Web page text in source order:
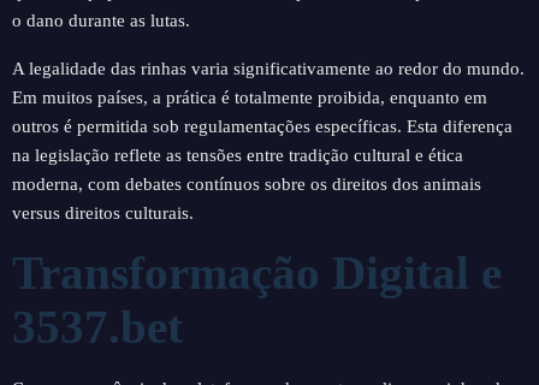
o dano durante as lutas.
A legalidade das rinhas varia significativamente ao redor do mundo.
Em muitos países, a prática é totalmente proibida, enquanto em
outros é permitida sob regulamentações específicas. Esta diferença
na legislação reflete as tensões entre tradição cultural e ética
moderna, com debates contínuos sobre os direitos dos animais
versus direitos culturais.
Transformação Digital e
3537.bet